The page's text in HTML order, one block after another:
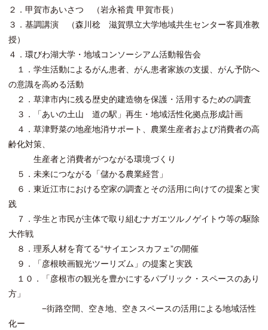
２．甲賀市あいさつ （岩永裕貴 甲賀市長）
３．基調講演 （森川稔 滋賀県立大学地域共生センター客員准教
授）
４．環びわ湖大学・地域コンソーシアム活動報告会
１．学生活動によるがん患者、がん患者家族の支援、がん予防へ
の意識を高める活動
２．草津市内に残る歴史的建造物を保護・活用するための調査
３．「あいの土山 道の駅」再生・地域活性化拠点形成計画
４．草津野菜の地産地消サポート、農業生産者および消費者の高
齢化対策、
生産者と消費者がつながる環境づくり
５．未来につながる「儲かる農業経営」
６．東近江市における空家の調査とその活用に向けての提案と実
践
７．学生と市民が主体で取り組むナガエツルノゲイトウ等の駆除
大作戦
８．理系人材を育てる“サイエンスカフェ”の開催
９．「彦根映画観光ツーリズム」の提案と実践
１０．「彦根市の観光を豊かにするパブリック・スペースのあり
方」
−街路空間、空き地、空きスペースの活用による地域活性
化ー